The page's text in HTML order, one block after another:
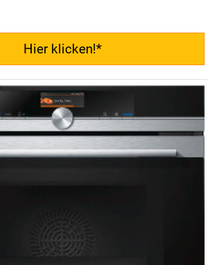
Hier klicken!*